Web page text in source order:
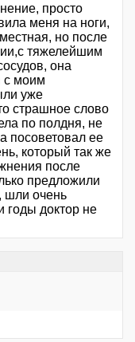
просто
меня на ноги,
но после
тяжелейшим
она
с моим
уже
страшное слово
по полдня, не
посоветовал ее
который так же
после
предложили
шли очень
годы доктор не